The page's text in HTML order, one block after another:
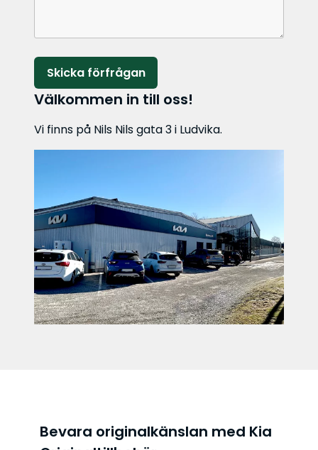
Lämna detta fält tomt.
Välkommen in till oss!
Vi finns på Nils Nils gata 3 i Ludvika.
Bevara originalkänslan med Kia